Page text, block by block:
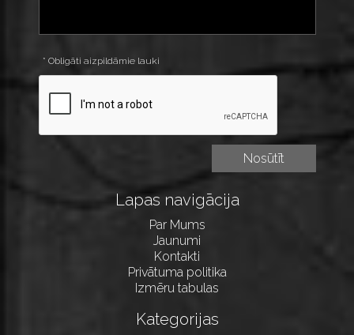
* Obligāti aizpildāmie lauki
Lapas navigācija
Par Mums
Jaunumi
Kontakti
Privātuma politika
Izmēru tabulas
Kategorijas